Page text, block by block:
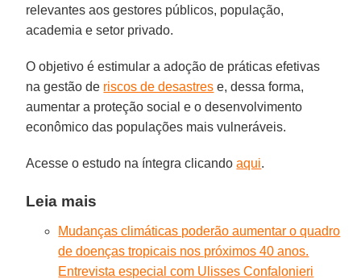
relevantes aos gestores públicos, população,
academia e setor privado.
O objetivo é estimular a adoção de práticas efetivas
na gestão de riscos de desastres e, dessa forma,
aumentar a proteção social e o desenvolvimento
econômico das populações mais vulneráveis.
Acesse o estudo na íntegra clicandoaqui.
Leia mais
Mudanças climáticas poderão aumentar o quadro
de doenças tropicais nos próximos 40 anos.
Entrevista especial com Ulisses Confalonieri